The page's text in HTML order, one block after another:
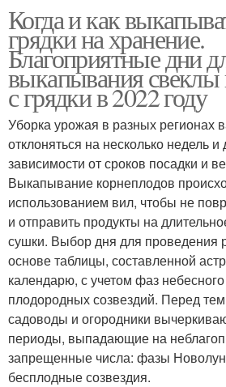
Когда и как
грядки на хранение.
Благоприятные дни
выкапывания свеклы
с грядки в 2022 году
Уборка урожая в разных регионах
отклоняться на несколько недель
зависимости от сроков посадки и
Выкапывание корнеплодов
использованием вил, чтобы не
и отправить продукты на
сушки. Выбор дня для проведения
основе таблицы, составленной
календарю, с учетом фаз
плодородных созвездий. Перед
садоводы и огородники
периоды, выпадающие на
запрещенные числа: фазы
бесплодные созвездия.